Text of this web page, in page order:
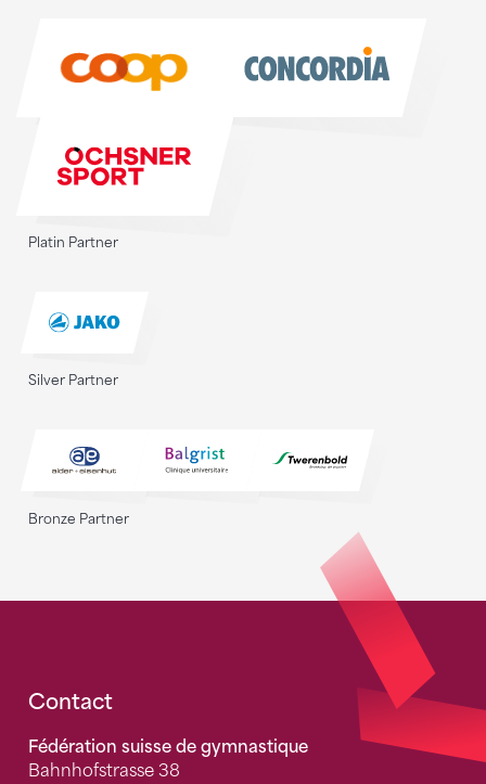
Platin Partner
Silver Partner
Bronze Partner
Fusszeile
Contact
Fédération suisse de gymnastique
Bahnhofstrasse 38